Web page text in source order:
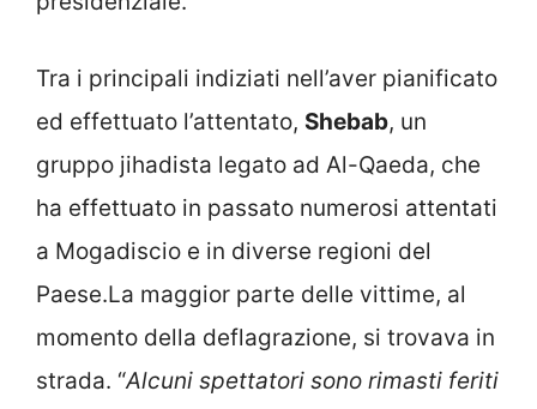
Tra i principali indiziati nell’aver pianificato
ed effettuato l’attentato, Shebab, un
gruppo jihadista legato ad Al-Qaeda, che
ha effettuato in passato numerosi attentati
a Mogadiscio e in diverse regioni del
Paese.La maggior parte delle vittime, al
momento della deflagrazione, si trovava in
strada. “Alcuni spettatori sono rimasti feriti